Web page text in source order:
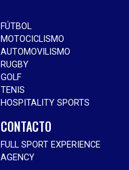
FÚTBOL
MOTOCICLISMO
AUTOMOVILISMO
RUGBY
GOLF
TENIS
HOSPITALITY SPORTS
CONTACTO
FULL SPORT EXPERIENCE
AGENCY